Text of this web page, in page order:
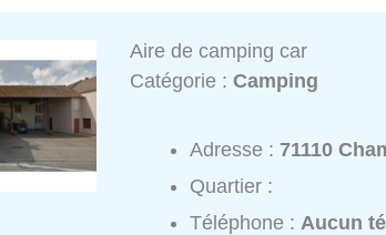
Aire de camping car
Catégorie :Camping
Adresse :71110
Quartier :
Téléphone : Aucun